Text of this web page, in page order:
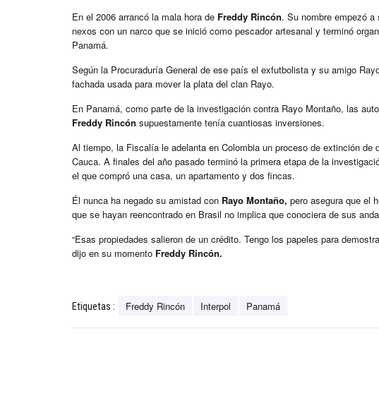
En el 2006 arrancó la mala hora de Freddy Rincón. Su nombre empezó
nexos con un narco que se inició como pescador artesanal y terminó
Panamá.
Según la Procuraduría General de ese país el exfutbolista y su amigo
fachada usada para mover la plata del clan Rayo.
En Panamá, como parte de la investigación contra Rayo Montaño, las
Freddy Rincón supuestamente tenía cuantiosas inversiones.
Al tiempo, la Fiscalía le adelanta en Colombia un proceso de extinción de
Cauca. A finales del año pasado terminó la primera etapa de la
el que compró una casa, un apartamento y dos fincas.
Él nunca ha negado su amistad con Rayo Montaño, pero asegura que el
que se hayan reencontrado en Brasil no implica que conociera de sus
“Esas propiedades salieron de un crédito. Tengo los papeles para
dijo en su momento Freddy Rincón.
Etiquetas : Freddy Rincón Interpol Panamá